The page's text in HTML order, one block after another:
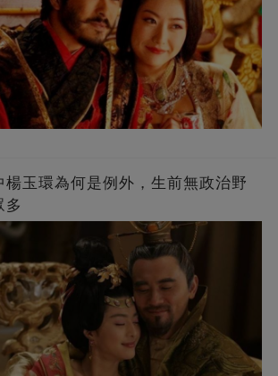
楊玉環為何是例外，生前無政治野
多